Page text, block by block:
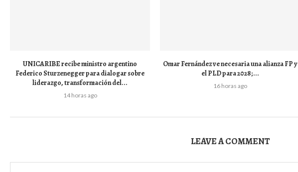
UNICARIBE recibe ministro argentino
Federico Sturzenegger para dialogar sobre
liderazgo, transformación del...
14 horas ago
Omar Fernández ve necesaria una alianza FP y
el PLD para 2028;...
16 horas ago
LEAVE A COMMENT